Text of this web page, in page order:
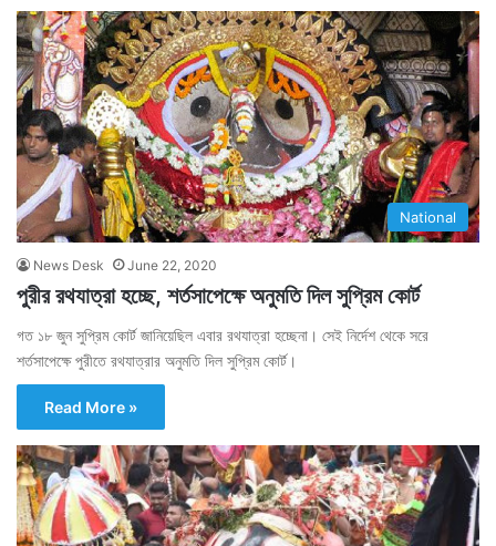
National
News Desk June 22, 2020
পুরীর রথযাত্রা হচ্ছে, শর্তসাপেক্ষে অনুমতি দিল সুপ্রিম কোর্ট
গত ১৮ জুন সুপ্রিম কোর্ট জানিয়েছিল এবার রথযাত্রা হচ্ছেনা। সেই নির্দেশ থেকে সরে
শর্তসাপেক্ষে পুরীতে রথযাত্রার অনুমতি দিল সুপ্রিম কোর্ট।
Read More »